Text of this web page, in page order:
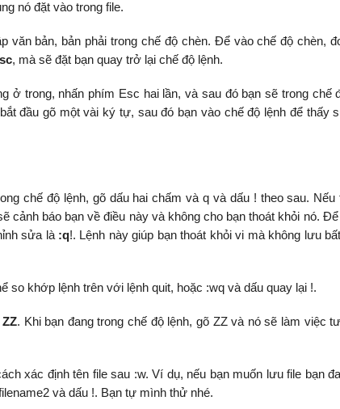
nó đặt vào trong file.
văn bản, bản phải trong chế độ chèn. Để vào chế độ chèn,
, mà sẽ đặt bạn quay trở lại chế độ lệnh.
ở trong, nhấn phím Esc hai lần, và sau đó bạn sẽ trong chế
đầu gõ một vài ký tự, sau đó bạn vào chế độ lệnh để thấy
chế độ lệnh, gõ dấu hai chấm và q và dấu ! theo sau. Nếu
cảnh báo bạn về điều này và không cho bạn thoát khỏi nó.
sửa là :q!. Lệnh này giúp bạn thoát khỏi vi mà không lưu
so khớp lệnh trên với lệnh quit, hoặc :wq và dấu quay lại !.
ZZ. Khi bạn đang trong chế độ lệnh, gõ ZZ và nó sẽ làm việc
xác định tên file sau :w. Ví dụ, nếu bạn muốn lưu file bạn
và dấu !. Bạn tự mình thử nhé.